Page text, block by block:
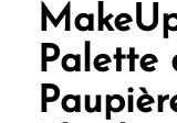
Palette